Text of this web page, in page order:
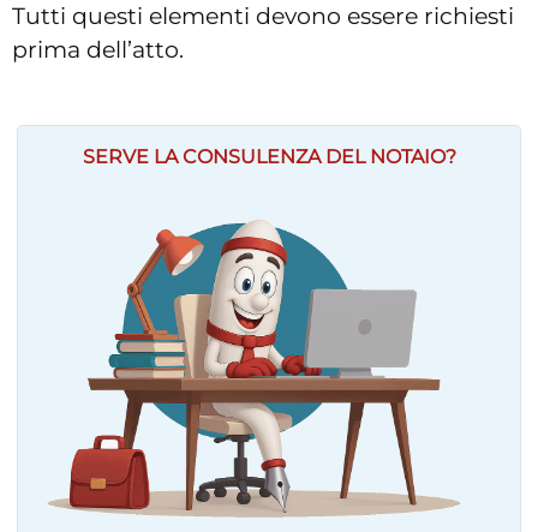
Tutti questi elementi devono essere richiesti
prima dell’atto.
SERVE LA CONSULENZA DEL NOTAIO?